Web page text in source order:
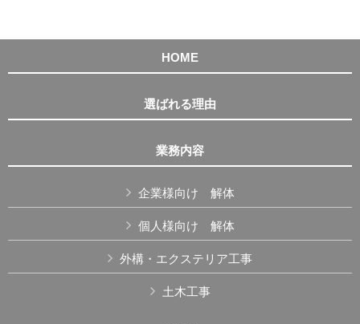
HOME
選ばれる理由
業務内容
企業様向け 解体
個人様向け 解体
外構・エクステリア工事
土木工事